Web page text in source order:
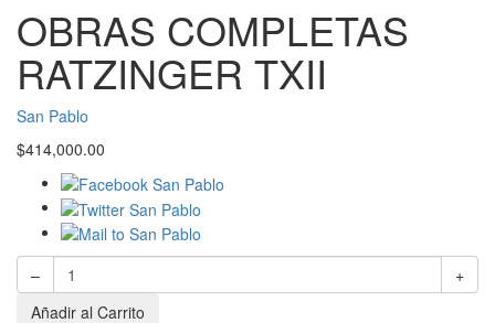
OBRAS COMPLETAS
RATZINGER TXII
San Pablo
$414,000.00
–
+
Añadir al Carrito